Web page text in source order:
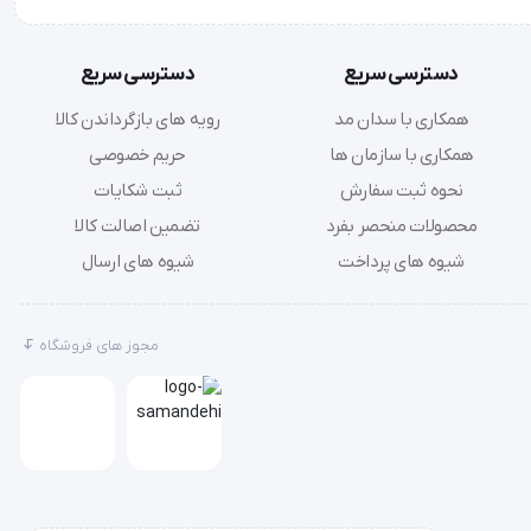
خود
دسترسی سریع
همکاری با سدان مد
همکاری با سازمان ها
نحوه ثبت سفارش
محصولات منحصر بفرد
شیوه های پرداخت
دسترسی سریع
رویه های بازگرداندن کالا
حریم خصوصی
ثبت شکایات
تضمین اصالت کالا
شیوه های ارسال
مجوز های فروشگاه